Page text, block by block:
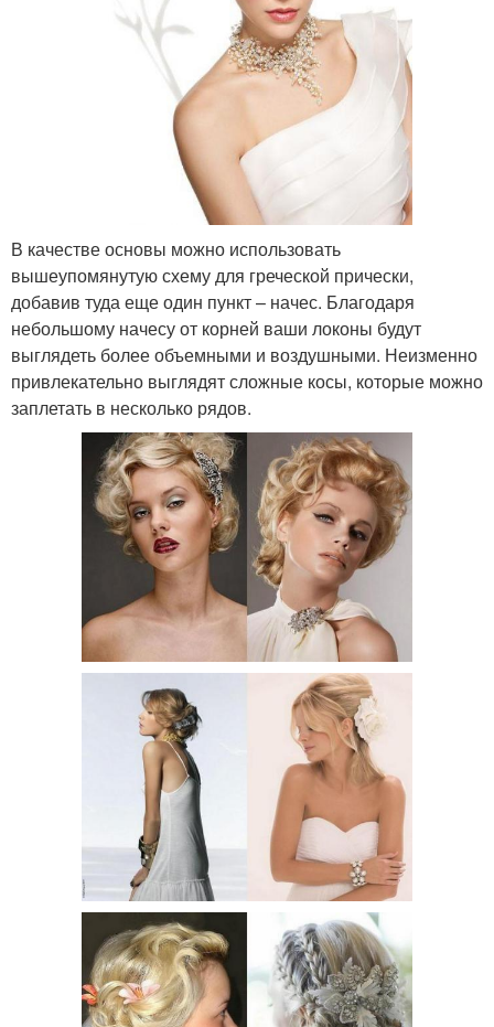
В качестве основы можно использовать
вышеупомянутую схему для греческой прически,
добавив туда еще один пункт – начес. Благодаря
небольшому начесу от корней ваши локоны будут
выглядеть более объемными и воздушными. Неизменно
привлекательно выглядят сложные косы, которые можно
заплетать в несколько рядов.